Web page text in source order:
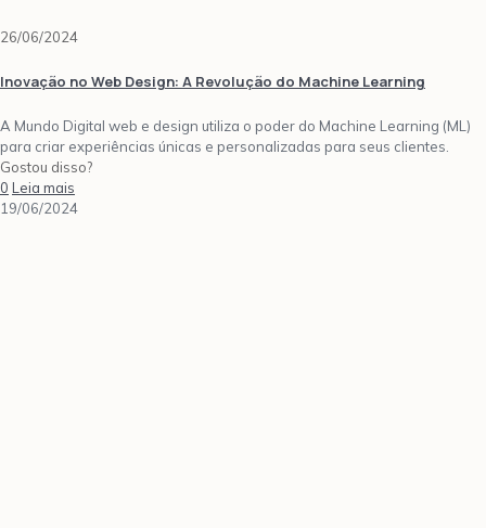
26/06/2024
Inovação no Web Design: A Revolução do Machine Learning
A Mundo Digital web e design utiliza o poder do Machine Learning (ML)
para criar experiências únicas e personalizadas para seus clientes.
Gostou disso?
0 Leia mais
19/06/2024